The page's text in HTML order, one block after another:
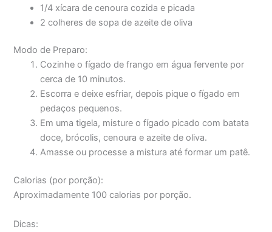
1/4 xícara de cenoura cozida e picada
2 colheres de sopa de azeite de oliva
Modo de Preparo:
Cozinhe o fígado de frango em água fervente por
cerca de 10 minutos.
Escorra e deixe esfriar, depois pique o fígado em
pedaços pequenos.
Em uma tigela, misture o fígado picado com batata
doce, brócolis, cenoura e azeite de oliva.
Amasse ou processe a mistura até formar um patê.
Calorias (por porção):
Aproximadamente 100 calorias por porção.
Dicas: